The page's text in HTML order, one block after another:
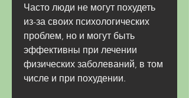
Часто люди не могут похудеть
из-за своих психологических
проблем, но и могут быть
эффективны при лечении
физических заболеваний, в том
числе и при похудении.